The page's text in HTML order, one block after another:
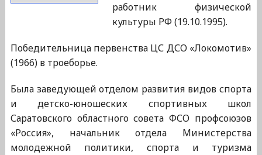
работник физической
культуры РФ (19.10.1995).
Победительница первенства ЦС ДСО «Локомотив»
(1966) в троеборье.
Была заведующей отделом развития видов спорта
и детско-юношеских спортивных школ
Саратовского областного совета ФСО профсоюзов
«Россия», начальник отдела Министерства
молодежной политики, спорта и туризма